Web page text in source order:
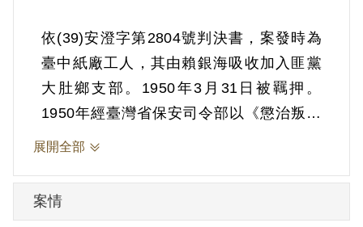
依(39)安澄字第2804號判決書，案發時為
臺中紙廠工人，其由賴銀海吸收加入匪黨
大肚鄉支部。1950年3月31日被羈押。
1950年經臺灣省保安司令部以《懲治叛亂
條例》第5條「參加叛亂之組織」判處有期
展開全部
案情